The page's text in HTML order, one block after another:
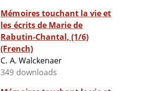
Mémoires touchant la vie et
les écrits de Marie de
Rabutin-Chantal, (1/6)
(French)
C. A. Walckenaer
349 downloads